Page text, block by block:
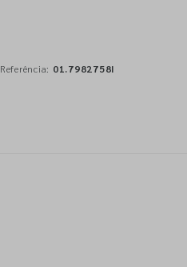
Referência: 01.7982758I